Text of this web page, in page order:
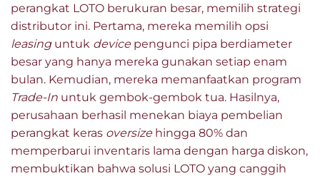
perangkat LOTO berukuran besar, memilih strategi
distributor ini. Pertama, mereka memilih opsi
leasinguntuk devicepengunci pipa berdiameter
besar yang hanya mereka gunakan setiap enam
bulan. Kemudian, mereka memanfaatkan program
Trade-In untuk gembok-gembok tua. Hasilnya,
perusahaan berhasil menekan biaya pembelian
perangkat keras oversizehingga 80% dan
memperbarui inventaris lama dengan harga diskon,
membuktikan bahwa solusi LOTO yang canggih